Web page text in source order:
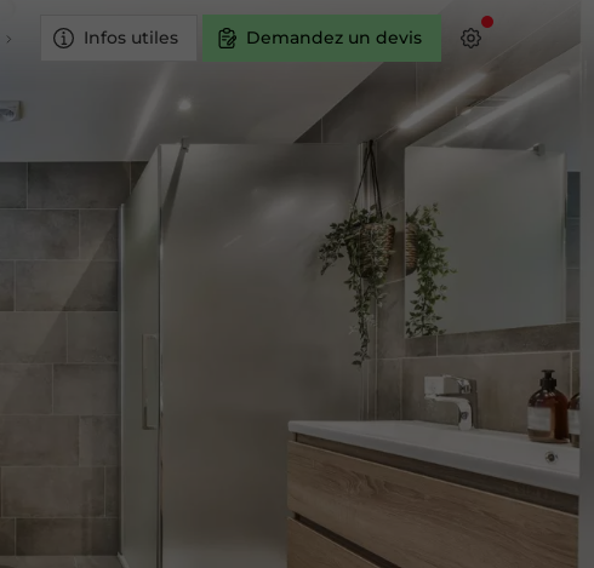
Infos utiles Demandez un devis